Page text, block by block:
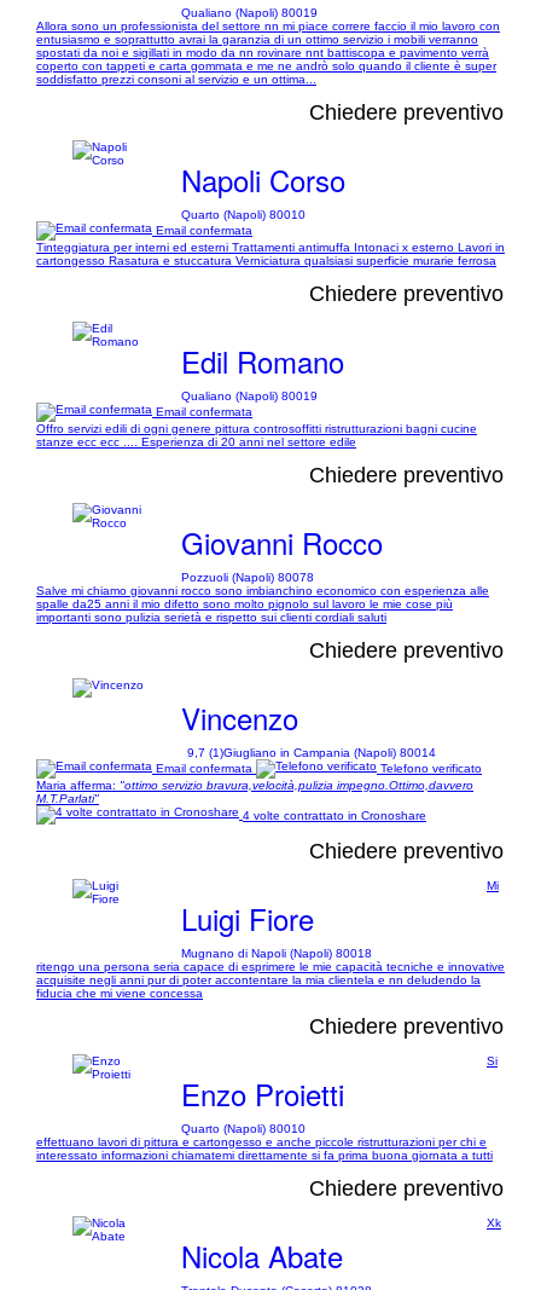
Qualiano (Napoli) 80019
Allora sono un professionista del settore nn mi piace correre faccio il mio lavoro con
entusiasmo e soprattutto avrai la garanzia di un ottimo servizio i mobili verranno
spostati da noi e sigillati in modo da nn rovinare nnt battiscopa e pavimento verrà
coperto con tappeti e carta gommata e me ne andrò solo quando il cliente è super
soddisfatto prezzi consoni al servizio e un ottima...
Chiedere preventivo
Napoli Corso
Quarto (Napoli) 80010
Email confermata
Tinteggiatura per interni ed esterni Trattamenti antimuffa Intonaci x esterno Lavori in
cartongesso Rasatura e stuccatura Verniciatura qualsiasi superficie murarie ferrosa
Chiedere preventivo
Edil Romano
Qualiano (Napoli) 80019
Email confermata
Offro servizi edili di ogni genere pittura controsoffitti ristrutturazioni bagni cucine
stanze ecc ecc .... Esperienza di 20 anni nel settore edile
Chiedere preventivo
Giovanni Rocco
Pozzuoli (Napoli) 80078
Salve mi chiamo giovanni rocco sono imbianchino economico con esperienza alle
spalle da25 anni il mio difetto sono molto pignolo sul lavoro le mie cose più
importanti sono pulizia serietà e rispetto sui clienti cordiali saluti
Chiedere preventivo
Vincenzo
9,7 (1)Giugliano in Campania (Napoli) 80014
Email confermata
Telefono verificato
Maria afferma: "ottimo servizio bravura,velocità,pulizia impegno.Ottimo,davvero
M.T.Parlati"
4 volte contrattato in Cronoshare
Chiedere preventivo
Luigi Fiore
Mugnano di Napoli (Napoli) 80018
Mi
ritengo una persona seria capace di esprimere le mie capacità tecniche e innovative
acquisite negli anni pur di poter accontentare la mia clientela e nn deludendo la
fiducia che mi viene concessa
Chiedere preventivo
Enzo Proietti
Quarto (Napoli) 80010
Si
effettuano lavori di pittura e cartongesso e anche piccole ristrutturazioni per chi e
interessato informazioni chiamatemi direttamente si fa prima buona giornata a tutti
Chiedere preventivo
Nicola Abate
Xk